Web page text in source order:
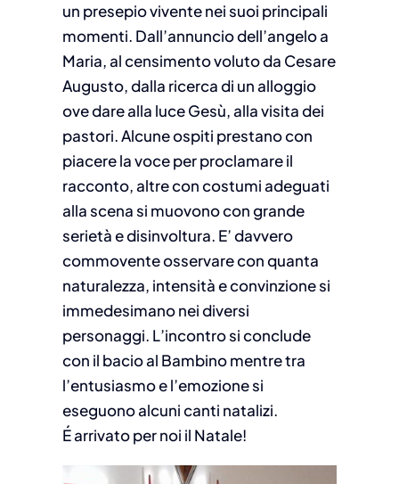
un presepio vivente nei suoi principali
momenti. Dall’annuncio dell’angelo a
Maria, al censimento voluto da Cesare
Augusto, dalla ricerca di un alloggio
ove dare alla luce Gesù, alla visita dei
pastori. Alcune ospiti prestano con
piacere la voce per proclamare il
racconto, altre con costumi adeguati
alla scena si muovono con grande
serietà e disinvoltura. E’ davvero
commovente osservare con quanta
naturalezza, intensità e convinzione si
immedesimano nei diversi
personaggi. L’incontro si conclude
con il bacio al Bambino mentre tra
l’entusiasmo e l’emozione si
eseguono alcuni canti natalizi.
É arrivato per noi il Natale!